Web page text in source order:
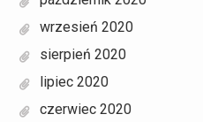
wrzesień 2020
sierpień 2020
lipiec 2020
czerwiec 2020